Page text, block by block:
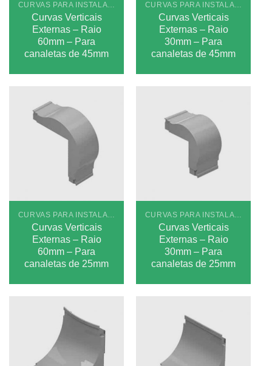
CURVAS PARA INSTALAÇÕES APARENTES PLUS
Curvas Verticais
Externas – Raio
60mm – Para
canaletas de 45mm
CURVAS PARA INSTALAÇÕES APARENTES PLUS
Curvas Verticais
Externas – Raio
30mm – Para
canaletas de 45mm
CURVAS PARA INSTALAÇÕES APARENTES PLUS
Curvas Verticais
Externas – Raio
60mm – Para
canaletas de 25mm
CURVAS PARA INSTALAÇÕES APARENTES PLUS
Curvas Verticais
Externas – Raio
30mm – Para
canaletas de 25mm